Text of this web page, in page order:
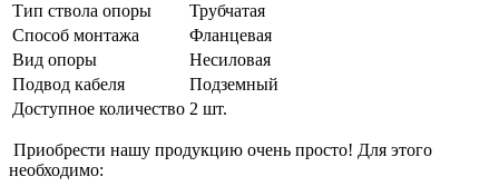
Тип ствола опоры
Трубчатая
Способ монтажа
Фланцевая
Вид опоры
Несиловая
Подвод кабеля
Подземный
Доступное количество 2 шт.
Приобрести нашу продукцию очень просто! Для этого
необходимо: